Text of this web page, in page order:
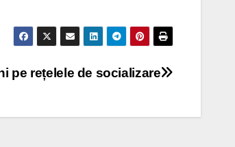
pe rețelele de socializare